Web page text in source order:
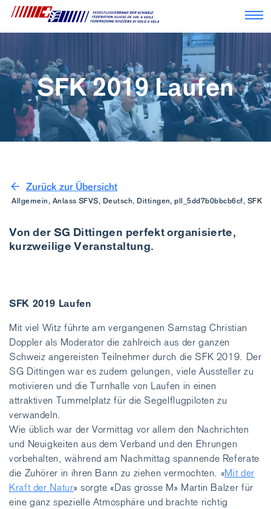
SFK 2019 Laufen
Zurück zur Übersicht
Allgemein, Anlass SFVS, Deutsch, Dittingen, pll_5dd7b0bbcb6cf, SFK
Von der SG Dittingen perfekt organisierte,
kurzweilige Veranstaltung.
SFK 2019 Laufen
Mit viel Witz führte am vergangenen Samstag Christian
Doppler als Moderator die zahlreich aus der ganzen
Schweiz angereisten Teilnehmer durch die SFK 2019. Der
SG Dittingen war es zudem gelungen, viele Aussteller zu
motivieren und die Turnhalle von Laufen in einen
attraktiven Tummelplatz für die Segelflugpiloten zu
verwandeln.
Wie üblich war der Vormittag vor allem den Nachrichten
und Neuigkeiten aus dem Verband und den Ehrungen
vorbehalten, während am Nachmittag spannende Referate
die Zuhörer in ihren Bann zu ziehen vermochten. «Mit der
Kraft der Natur» sorgte «Das grosse M» Martin Balzer für
eine ganz spezielle Atmosphäre und brachte richtig